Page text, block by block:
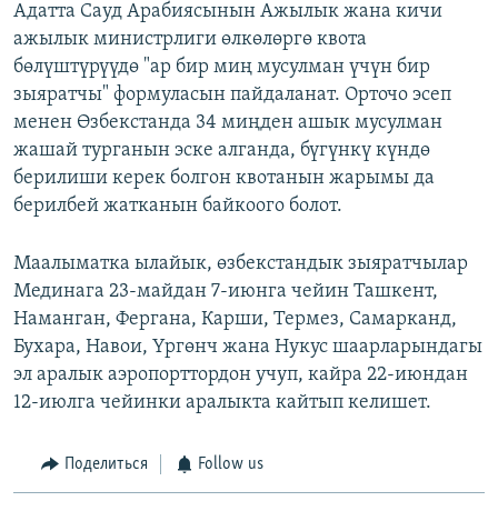
Адатта Сауд Арабиясынын Ажылык жана кичи
ажылык министрлиги өлкөлөргө квота
бөлүштүрүүдө "ар бир миң мусулман үчүн бир
зыяратчы" формуласын пайдаланат. Орточо эсеп
менен Өзбекстанда 34 миңден ашык мусулман
жашай турганын эске алганда, бүгүнкү күндө
берилиши керек болгон квотанын жарымы да
берилбей жатканын байкоого болот.
Маалыматка ылайык, өзбекстандык зыяратчылар
Мединага 23-майдан 7-июнга чейин Ташкент,
Наманган, Фергана, Карши, Термез, Самарканд,
Бухара, Навои, Үргөнч жана Нукус шаарларындагы
эл аралык аэропорттордон учуп, кайра 22-июндан
12-июлга чейинки аралыкта кайтып келишет.
Поделиться Follow us